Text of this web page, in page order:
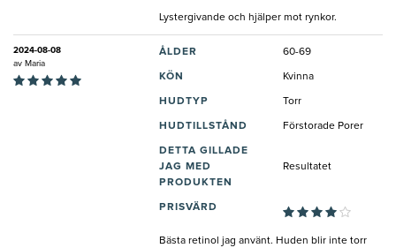
Lystergivande och hjälper mot rynkor.
2024-08-08
av Maria
ÅLDER 60-69
KÖN Kvinna
HUDTYP Torr
HUDTILLSTÅND Förstorade Porer
DETTA GILLADE
JAG MED
PRODUKTEN
Resultatet
PRISVÄRD
Bästa retinol jag använt. Huden blir inte torr